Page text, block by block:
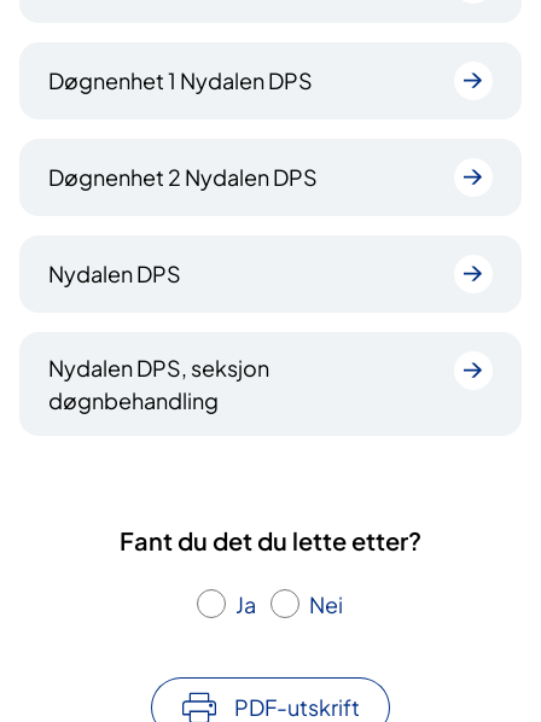
Døgnenhet 1 Nydalen DPS
Døgnenhet 2 Nydalen DPS
Nydalen DPS
Nydalen DPS, seksjon
døgnbehandling
Fant du det du lette etter?
Ja Nei
PDF-utskrift